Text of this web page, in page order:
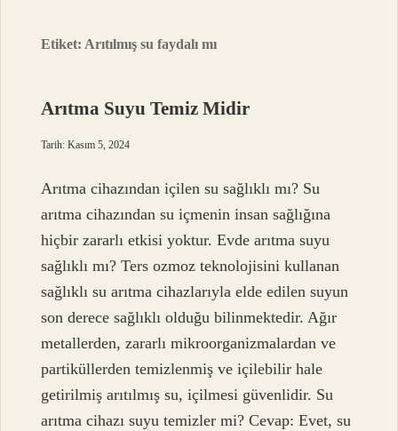
Etiket: Arıtılmış su faydalı mı
Arıtma Suyu Temiz Midir
Tarih: Kasım 5, 2024
Arıtma cihazından içilen su sağlıklı mı? Su
arıtma cihazından su içmenin insan sağlığına
hiçbir zararlı etkisi yoktur. Evde arıtma suyu
sağlıklı mı? Ters ozmoz teknolojisini kullanan
sağlıklı su arıtma cihazlarıyla elde edilen suyun
son derece sağlıklı olduğu bilinmektedir. Ağır
metallerden, zararlı mikroorganizmalardan ve
partiküllerden temizlenmiş ve içilebilir hale
getirilmiş arıtılmış su, içilmesi güvenlidir. Su
arıtma cihazı suyu temizler mi? Cevap: Evet, su